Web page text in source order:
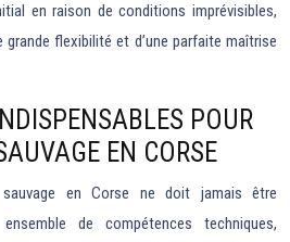
en raison de conditions imprévisibles,
grande flexibilité et d’une parfaite maîtrise
POUR
EN CORSE
en Corse ne doit jamais être
de compétences techniques,